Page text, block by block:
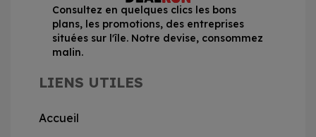
Consultez en quelques clics les bons
plans, les promotions, des entreprises
situées sur l'île. Notre devise, consommez
malin.
LIENS UTILES
Accueil